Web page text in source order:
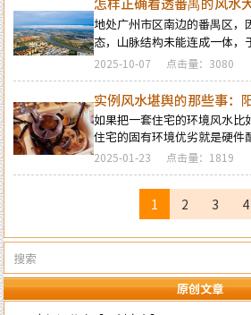
原创文章
水意义，在运用应用风水学术
一、“座空朝实” 的阳宅风水
纳水” 的玄妙格局。
地处广州市区南边的番禺区，
态，山脉结构未能连成一体，
说、莫衷一是，龙脉来源都弄
确论也就无从说起了，其实要
大局并不是很难，只要懂得看
风水龙脉的源头走势和风水大
的龙脉源头和走势也就不难对
判断…
2025-10-07 点击量：3080
实例风水堪舆的那些事：
乱》引发的祸患！
如果把一套住宅的环境风水比
住宅的固有环境优劣就是硬件
布局规划上是否正确就取决于
期居住使用过程的物品摆放是
洁就象是能否得到正确使用和
除了在硬件设施上环境良好及
外，在后期的居住使用中，更
间环境的整洁有序，在日常生
2025-01-23 点击量：1819
1 2 3 4